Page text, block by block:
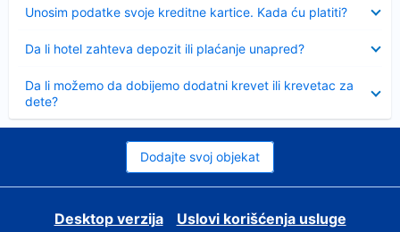
Unosim podatke svoje kreditne kartice. Kada ću platiti?
Da li hotel zahteva depozit ili plaćanje unapred?
Da li možemo da dobijemo dodatni krevet ili krevetac za
dete?
Dodajte svoj objekat
Desktop verzija
Uslovi korišćenja usluge